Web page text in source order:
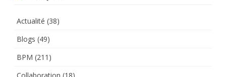
Actualité (38)
Blogs (49)
BPM (211)